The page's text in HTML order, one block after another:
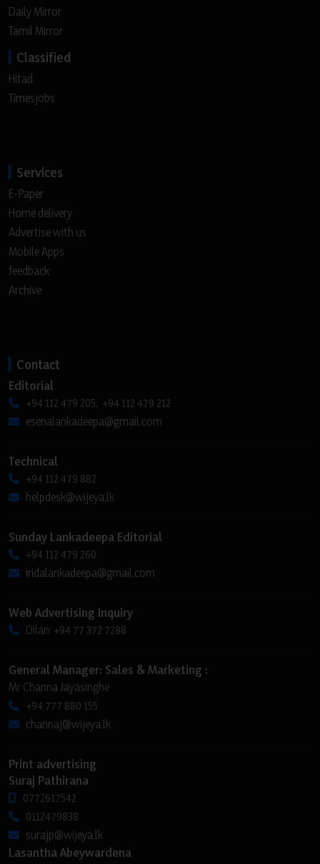
Daily Mirror
Tamil Mirror
Classified
Hitad
Timesjobs
Services
E-Paper
Home delivery
Advertise with us
Mobile Apps
feedback
Archive
Contact
Editorial
+94 112 479 205, +94 112 479 212
esenalankadeepa@gmail.com
Technical
+94 112 479 882
helpdesk@wijeya.lk
Sunday Lankadeepa Editorial
+94 112 479 260
iridalankadeepa@gmail.com
Web Advertising Inquiry
Dilan: +94 77 372 7288
General Manager: Sales & Marketing :
Mr Channa Jayasinghe
+94 777 880 155
channaj@wijeya.lk
Print advertising
Suraj Pathirana
0772617542
0112479838
surajp@wijeya.lk
Lasantha Abeywardena